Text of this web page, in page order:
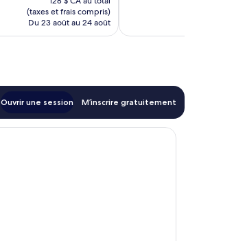
est
de
116 $ CA
(taxes et frais compris)
Du 23 août au 24 août
Ouvrir une session M’inscrire gratuitement